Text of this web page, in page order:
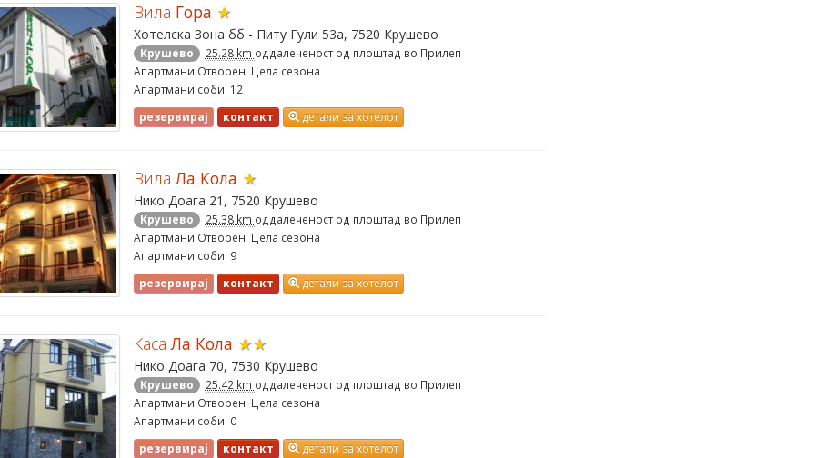
Вила Гора ★
Хотелска Зона бб - Питу Гули 53а, 7520 Крушево
Крушево 25.28 km оддалеченост од плоштад во Прилеп
Апартмани Отворен: Цела сезона
Апартмани соби: 12
резервирај контакт детали за хотелот
ВилаЛа Кола ★
Нико Доага 21, 7520 Крушево
Крушево 25.38 km оддалеченост од плоштад во Прилеп
Апартмани Отворен: Цела сезона
Апартмани соби: 9
резервирај контакт детали за хотелот
КасаЛа Кола ★★
Нико Доага 70, 7530 Крушево
Крушево 25.42 km оддалеченост од плоштад во Прилеп
Апартмани Отворен: Цела сезона
Апартмани соби: 0
резервирај контакт детали за хотелот